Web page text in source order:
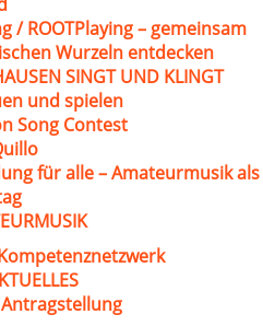
/ ROOTPlaying – gemeinsam
Wurzeln entdecken
SINGT UND KLINGT
und spielen
Song Contest
für alle – Amateurmusik als
Antragstellung